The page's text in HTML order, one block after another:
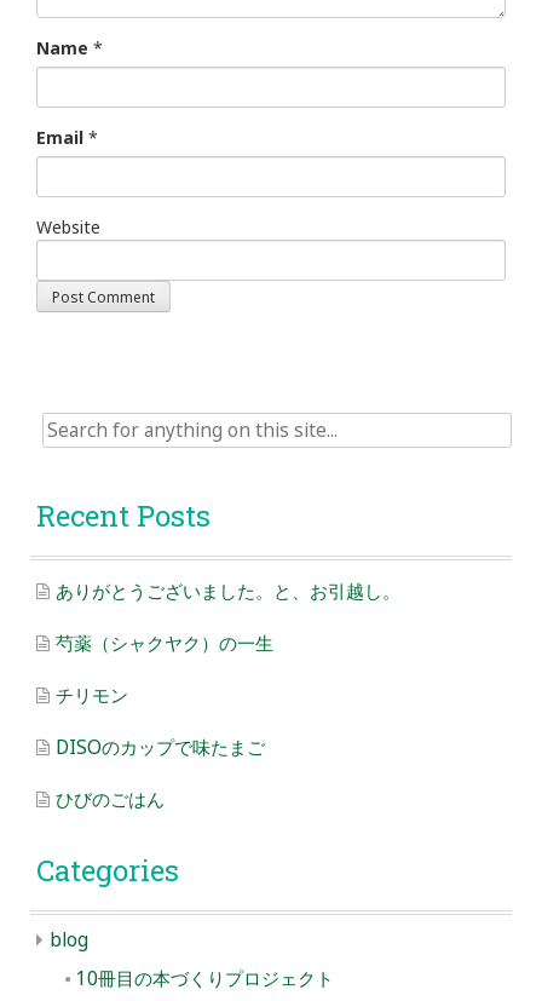
Name *
Email *
Website
Search
for:
Recent Posts
ありがとうございました。と、お引越し。
芍薬（シャクヤク）の一生
チリモン
DISOのカップで味たまご
ひびのごはん
Categories
blog
10冊目の本づくりプロジェクト